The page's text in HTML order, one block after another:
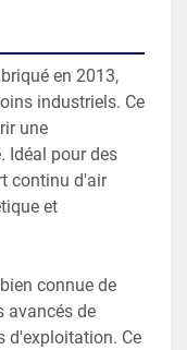
en 2013,
industriels. Ce
une
Idéal pour des
continu d'air
et
connue de
avancés de
d'exploitation. Ce